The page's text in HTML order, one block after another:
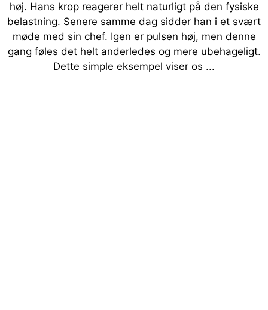
høj. Hans krop reagerer helt naturligt på den fysiske
belastning. Senere samme dag sidder han i et svært
møde med sin chef. Igen er pulsen høj, men denne
gang føles det helt anderledes og mere ubehageligt.
Dette simple eksempel viser os ...